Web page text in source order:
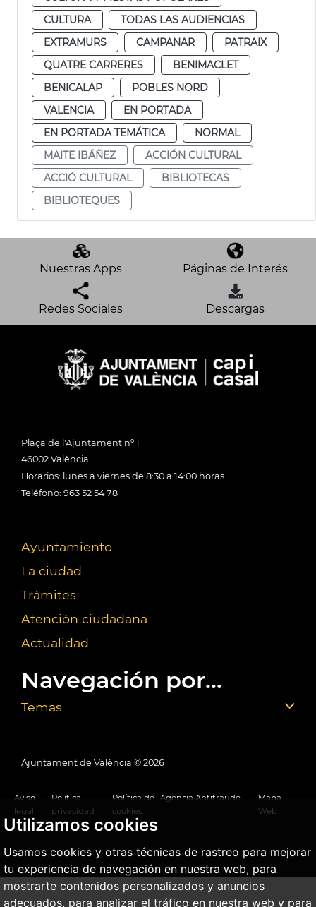
Utilizamos cookies
Usamos cookies y otras técnicas de rastreo para mejorar
tu experiencia de navegación en nuestra web, para
mostrarte contenidos personalizados y anuncios
adecuados, para analizar el tráfico en nuestra web y para
CULTURA
TODAS LAS AUDIENCIAS
EXTRAMURS
CAMPANAR
PATRAIX
QUATRE CARRERES
BENIMACLET
BENICALAP
POBLES NORD
VALENCIA
EN PORTADA
EN PORTADA TEMÁTICA
NORMAL
MAITE IBÁÑEZ
ACCIÓN CULTURAL
ACCIÓ CULTURAL
BIBLIOTECAS
BIBLIOTEQUES
Nuestras Apps Páginas de Interés
Redes Sociales Descargas
Plaça de l'Ajuntament nº 1
46002 València
Horarios: lunes a viernes de 8:30 a 14:00 horas
Teléfono: 963 52 54 78
Ayuntamiento
La ciudad
Trámites
Atención ciudadana
Actualidad
Navegación por...
Temas
Ajuntament de València © 2026
Aviso
legal
Política
privacidad
Política de
cookies
Agencia Antifraude
Mapa
Web